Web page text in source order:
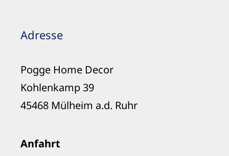
Adresse
Pogge Home Decor
Kohlenkamp 39
45468 Mülheim a.d. Ruhr
Anfahrt